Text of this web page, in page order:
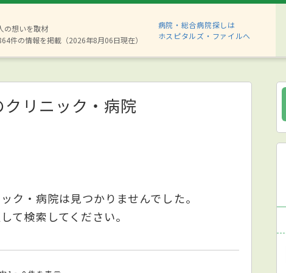
の想いを取材
件の情報を掲載（2026年8月06日現在）
病院・総合病院探しは
ホスピタルズ・ファイルへ
クリニック・病院
ク・病院は見つかりませんでした。
て検索してください。